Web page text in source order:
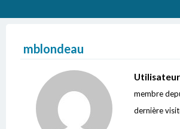
mblondeau
membre
dernière